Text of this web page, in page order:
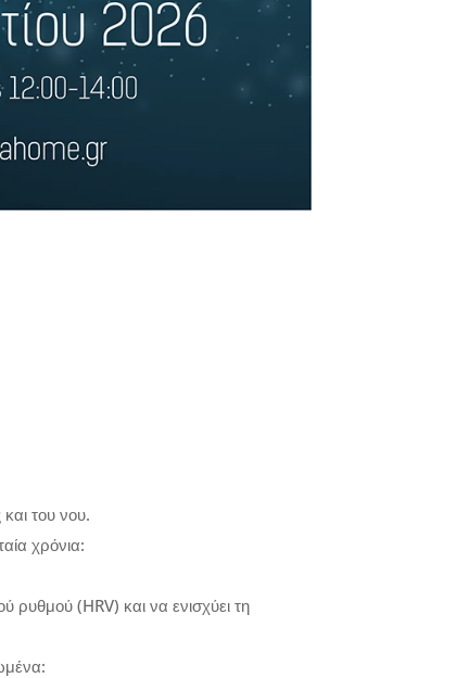
του νου.
χρόνια:
ρυθμού (HRV) και να ενισχύει τη